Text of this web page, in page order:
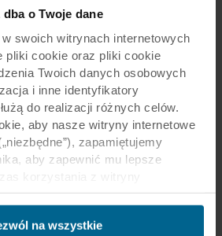
o Twoje dane
swoich witrynach internetowych
pliki cookie oraz pliki cookie
Twoich danych osobowych
i inne identyfikatory
do realizacji różnych celów.
aby nasze witryny internetowe
zapamiętujemy
aby zapewnić mu lepsze
jego zachowanie w celu
oraz
treści i reklamy w mediach
na wszystkie
ani nie zwiotczeją, nawet w
Zachowują także swoje
z upływem czasu, dzięki
pewność, że sufit ma
jak w dniu, w którym
na temat trwałości naszych